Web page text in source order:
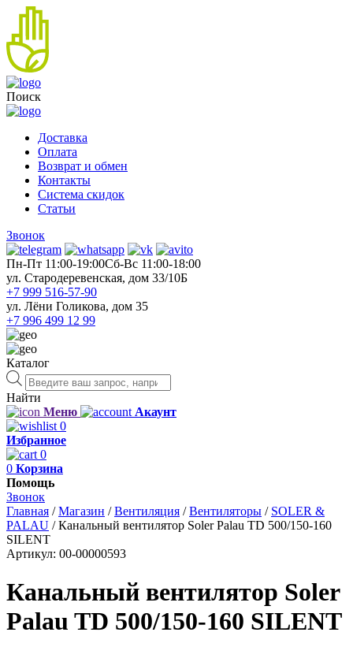
Поиск
Доставка
Оплата
Возврат и обмен
Контакты
Система скидок
Статьи
Звонок
Пн-Пт 11:00-19:00Cб-Вс 11:00-18:00
ул. Стародеревенская, дом 33/10Б
+7 999 516-57-90
ул. Лёни Голикова, дом 35
+7 996 499 12 99
Каталог
Поиск
товаров
Найти
Меню
Акаунт
0
Избранное
0
0 Корзина
Помощь
Звонок
Главная /Магазин /Вентиляция /Вентиляторы / SOLER &
PALAU /Канальный вентилятор Soler Palau TD 500/150-160
SILENT
Артикул: 00-00000593
Канальный вентилятор Soler
Palau TD 500/150-160 SILENT